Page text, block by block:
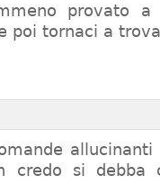
provato a
poi tornaci a
credo si debba